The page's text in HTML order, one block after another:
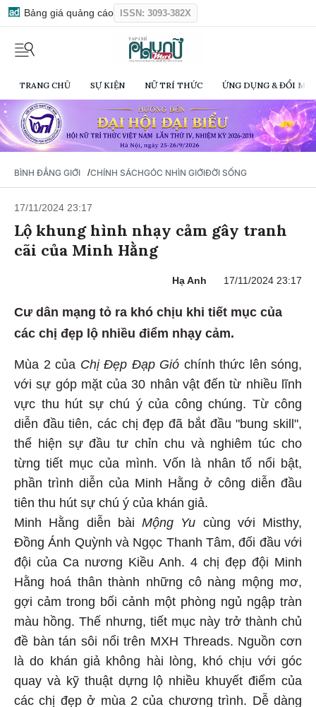
Bảng giá quảng cáo ISSN: 3093-382X
TRANG CHỦ SỰ KIỆN NỮ TRÍ THỨC ỨNG DỤNG & ĐỔI
BÌNH ĐẲNG GIỚI /CHÍNH SÁCHGÓC NHÌN GIỚIĐỜI SỐNG
17/11/2024 23:17
Lộ khung hình nhạy cảm gây tranh
cãi của Minh Hằng
Hạ Anh 17/11/2024 23:17
Cư dân mạng tỏ ra khó chịu khi tiết mục của
các chị đẹp lộ nhiều điểm nhạy cảm.
Mùa 2 của Chị Đẹp Đạp Gió chính thức lên sóng,
với sự góp mặt của 30 nhân vật đến từ nhiều lĩnh
vực thu hút sự chú ý của công chúng. Từ công
diễn đầu tiên, các chị đẹp đã bắt đầu "bung skill",
thể hiện sự đầu tư chỉn chu và nghiêm túc cho
từng tiết mục của mình. Vốn là nhân tố nổi bật,
phần trình diễn của Minh Hằng ở công diễn đầu
tiên thu hút sự chú ý của khán giả.
Minh Hằng diễn bài Mộng Yu cùng với Misthy,
Đồng Ánh Quỳnh và Ngọc Thanh Tâm, đối đầu với
đội của Ca nương Kiều Anh. 4 chị đẹp đội Minh
Hằng hoá thân thành những cô nàng mộng mơ,
gợi cảm trong bối cảnh một phòng ngủ ngập tràn
màu hồng. Thế nhưng, tiết mục này trở thành chủ
đề bàn tán sôi nổi trên MXH Threads. Nguồn cơn
là do khán giả không hài lòng, khó chịu với góc
quay và kỹ thuật dựng lộ nhiều khuyết điểm của
các chị đẹp ở mùa 2 của chương trình. Dễ dàng